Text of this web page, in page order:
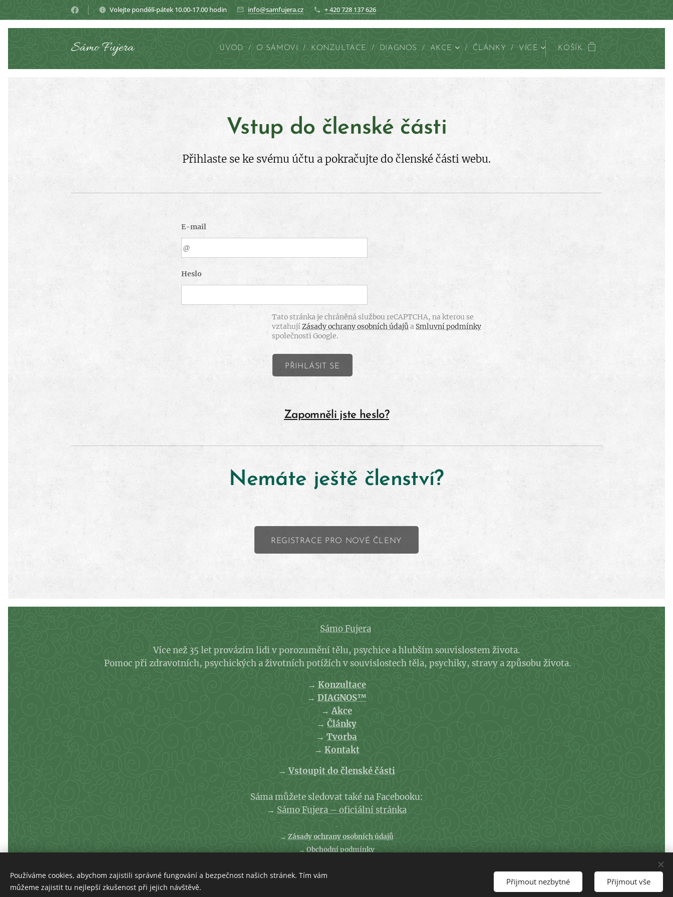
Volejte pondělí-pátek 10.00-17.00 hodin info@samfujera.cz + 420 728 137 626
Sámo Fujera ÚVOD O SÁMOVI KONZULTACE DIAGNOS AKCE ČLÁNKY VÍCE KOŠÍK
Vstup do členské části
Přihlaste se ke svému účtu a pokračujte do členské části webu.
E-mail
Heslo
Tato stránka je chráněná službou reCAPTCHA, na kterou se
vztahujíZásady ochrany osobních údajůa Smluvní podmínky
společnosti Google.
PŘIHLÁSIT SE
Zapomněli jste heslo?
Nemáte ještě členství?
REGISTRACE PRO NOVÉ ČLENY
Sámo Fujera
Více než 35 let provázím lidi v porozumění tělu, psychice a hlubším souvislostem života.
Pomoc při zdravotních, psychických a životních potížích v souvislostech těla, psychiky, stravy a způsobu života.
→ Konzultace
→ DIAGNOS™
→Akce
→ Články
→ Tvorba
→ Kontakt
→Vstoupit do členské části
Sáma můžete sledovat také na Facebooku:
→ Sámo Fujera – oficiální stránka
→ Zásady ochrany osobních údajů
→Obchodní podmínky
Používáme cookies, abychom zajistili správné fungování a bezpečnost našich stránek. Tím vám
můžeme zajistit tu nejlepší zkušenost při jejich návštěvě.
Přijmout nezbytné Přijmout vše